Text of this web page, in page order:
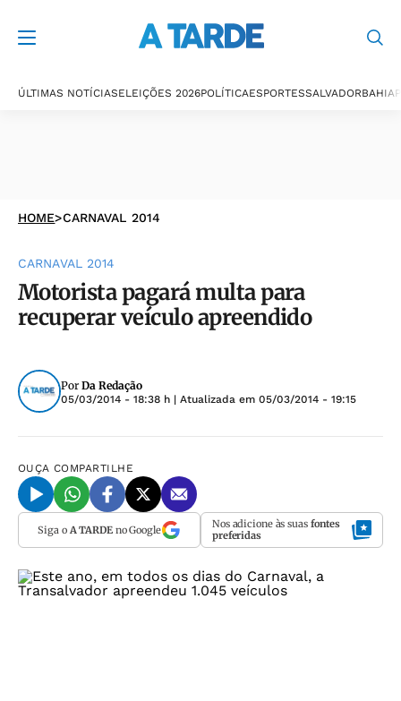
ÚLTIMAS NOTÍCIASELEIÇÕES 2026POLÍTICAESPORTESSALVADORBAHIA
HOME>CARNAVAL 2014
CARNAVAL 2014
Motorista pagará multa para
recuperar veículo apreendido
Por Da Redação
05/03/2014 - 18:38 h | Atualizada em 05/03/2014 - 19:15
OUÇA COMPARTILHE
Siga o A TARDEno Google Nos adicione às suas fontes
preferidas